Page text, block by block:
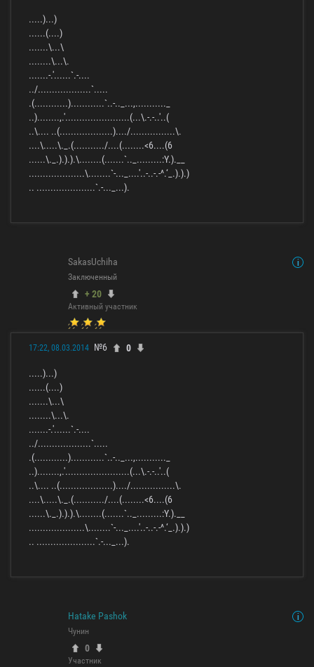
.....)...)
......(....)
.......\...\
........\...\.
.......-.'......`.-....
../...................`.....
.(............)............`..-.._...,..........._
..)........,.'.......................(...\.-.-..'..(
..\.... ..(...................)..../................\.
....\.....\._.(.........../....(........<6....(6
......\._.).).).\........(.......`.._.........:Y.).__
....................\........`-..._....'..-..-.-^.‘_.).).)
.. .....................`.-..._...).
SakasUchiha
Заключенный
+ 20
Активный участник
17:22, 08.03.2014 №6 0
.....)...)
......(....)
.......\...\
........\...\.
.......-.'......`.-....
../...................`.....
.(............)............`..-.._...,..........._
..)........,.'.......................(...\.-.-..'..(
..\.... ..(...................)..../................\.
....\.....\._.(.........../....(........<6....(6
......\._.).).).\........(.......`.._.........:Y.).__
....................\........`-..._....'..-..-.-^.‘_.).).)
.. .....................`.-..._...).
Hatake Pashok
Чунин
0
Участник